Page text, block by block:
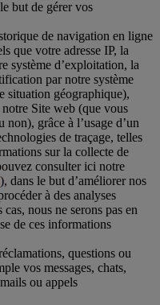
but de gérer vos
de navigation en ligne
que votre adresse IP, la
système d’exploitation, la
par notre système
situation géographique),
Site web (que vous
grâce à l’usage d’un
de traçage, telles
sur la collecte de
consulter ici notre
), dans le but d’améliorer nos
à des analyses
nous ne serons pas en
de ces informations
questions ou
vos messages, chats,
ou appels